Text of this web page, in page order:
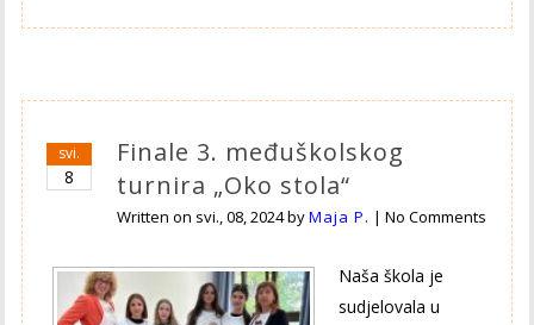
svi.
8
Finale 3. međuškolskog
turnira „Oko stola“
Written on svi., 08, 2024byMaja P. |No Comments
Naša škola je
sudjelovala u